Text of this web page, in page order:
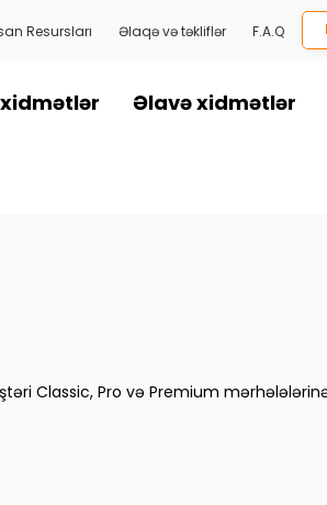
Resursları Əlaqə və təkliflər F.A.Q
Əlavə xidmətlər
Classic, Pro və Premium